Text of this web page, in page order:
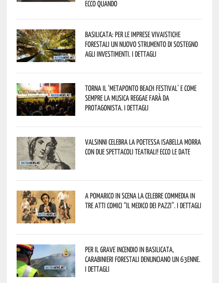
Ecco quando
Basilicata: per le imprese vivaistiche
forestali un nuovo strumento di sostegno
agli investimenti. I dettagli
Torna il ‘Metaponto beach festival’ e come
sempre la musica reggae farà da
protagonista. I dettagli
Valsinni celebra la poetessa Isabella Morra
con due spettacoli teatrali! Ecco le date
A Pomarico in scena la celebre commedia in
tre atti comici “Il medico dei pazzi”. I dettagli
Per il grave incendio in Basilicata,
Carabinieri forestali denunciano un 63enne.
I dettagli